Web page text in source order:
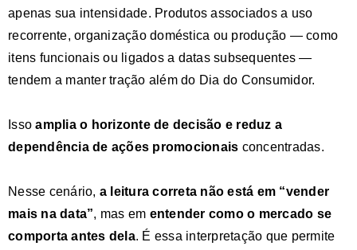
apenas sua intensidade. Produtos associados a uso
recorrente, organização doméstica ou produção — como
itens funcionais ou ligados a datas subsequentes —
tendem a manter tração além do Dia do Consumidor.
Issoamplia o horizonte de decisão e reduz a
dependência de ações promocionais concentradas.
Nesse cenário, a leitura correta não está em “vender
mais na data”, mas em entender como o mercado se
comporta antes dela. É essa interpretação que permite